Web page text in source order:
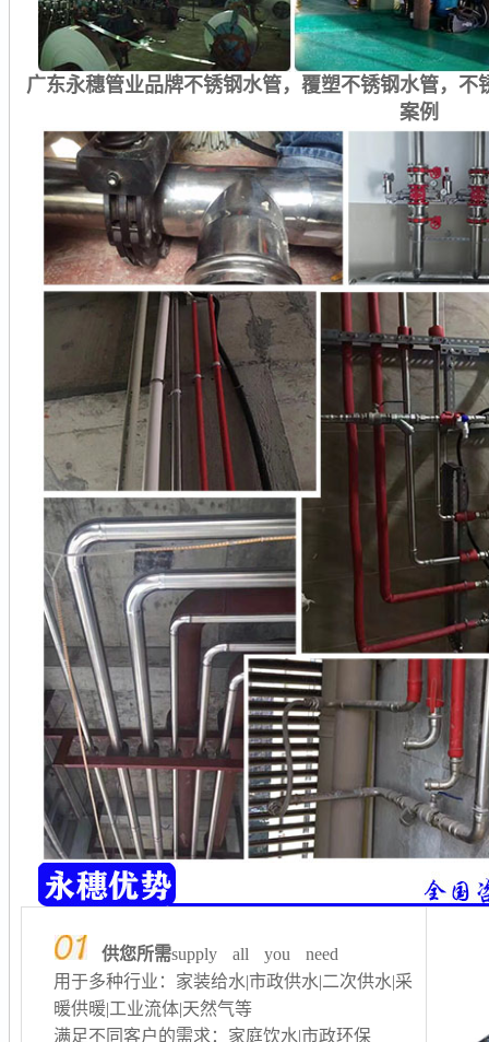
广东永穗管业品牌不锈钢水管，覆塑不锈钢水管，
案例
供您所需supply all you need
用于多种行业：家装给水|市政供水|二次供水|采
暖供暖|工业流体|天然气等
满足不同客户的需求：家庭饮水|市政环保